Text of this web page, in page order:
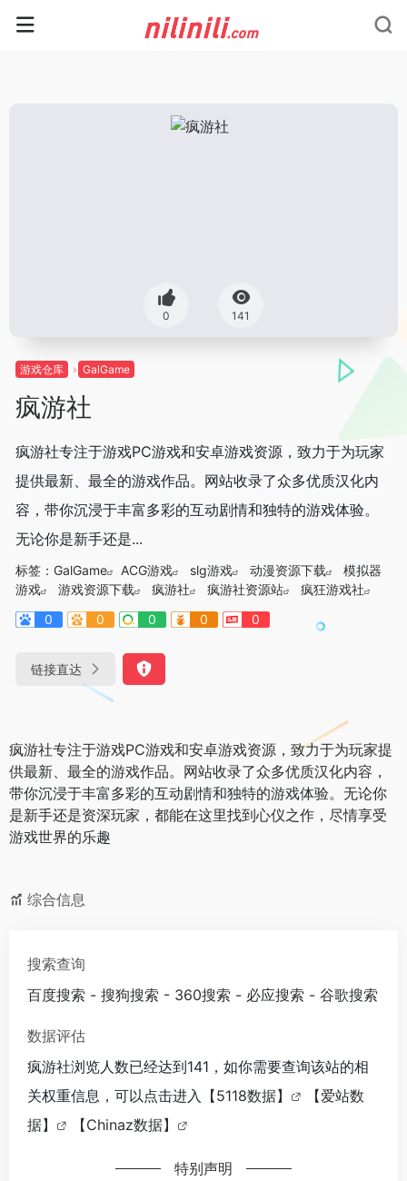
0 141
游戏仓库 GalGame
疯游社
疯游社专注于游戏PC游戏和安卓游戏资源，致力于为玩家
提供最新、最全的游戏作品。网站收录了众多优质汉化内
容，带你沉浸于丰富多彩的互动剧情和独特的游戏体验。
无论你是新手还是...
标签： GalGame ACG游戏 slg游戏 动漫资源下载
模拟器
游戏
游戏资源下载 疯游社 疯游社资源站
疯狂游戏社
0
0 0 0 0
链接直达
疯游社专注于游戏PC游戏和安卓游戏资源，致力于为玩家提
供最新、最全的游戏作品。网站收录了众多优质汉化内容，
带你沉浸于丰富多彩的互动剧情和独特的游戏体验。无论你
是新手还是资深玩家，都能在这里找到心仪之作，尽情享受
游戏世界的乐趣
综合信息
搜索查询
百度搜索 - 搜狗搜索 - 360搜索 - 必应搜索 - 谷歌搜索
数据评估
疯游社浏览人数已经达到141，如你需要查询该站的相
关权重信息，可以点击进入
【5118数据】
【爱站数
据】
【Chinaz数据】
特别声明